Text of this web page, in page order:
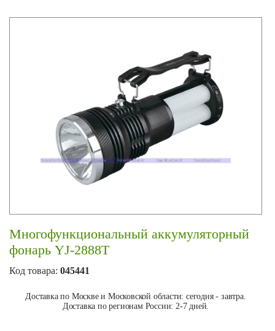
Многофункциональный аккумуляторный
фонарь YJ-2888T
Код товара: 045441
Доставка по Москве и Московской области: сегодня - завтра.
Доставка по регионам России: 2-7 дней.